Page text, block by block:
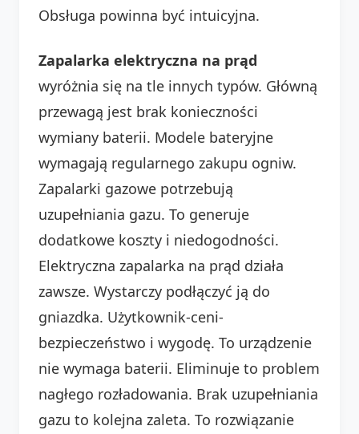
Obsługa powinna być intuicyjna.
Zapalarka elektryczna na prąd
wyróżnia się na tle innych typów. Główną
przewagą jest brak konieczności
wymiany baterii. Modele bateryjne
wymagają regularnego zakupu ogniw.
Zapalarki gazowe potrzebują
uzupełniania gazu. To generuje
dodatkowe koszty i niedogodności.
Elektryczna zapalarka na prąd działa
zawsze. Wystarczy podłączyć ją do
gniazdka. Użytkownik-ceni-
bezpieczeństwo i wygodę. To urządzenie
nie wymaga baterii. Eliminuje to problem
nagłego rozładowania. Brak uzupełniania
gazu to kolejna zaleta. To rozwiązanie